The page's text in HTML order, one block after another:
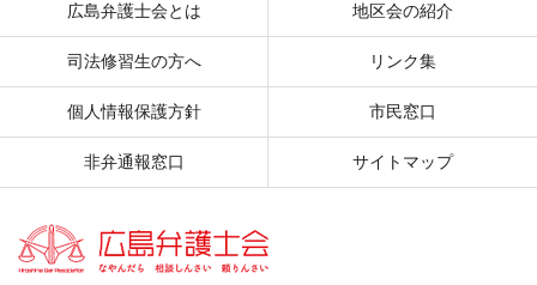
広島弁護士会とは 地区会の紹介
司法修習生の方へ リンク集
個人情報保護方針 市民窓口
非弁通報窓口 サイトマップ